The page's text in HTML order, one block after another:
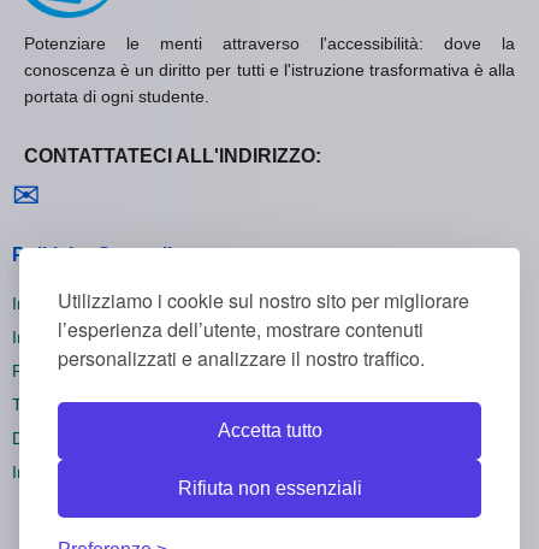
Utilizziamo i cookie sul nostro sito per migliorare
l’esperienza dell’utente, mostrare contenuti
personalizzati e analizzare il nostro traffico.
Accetta tutto
Rifiuta non essenziali
Potenziare le menti attraverso l'accessibilità: dove la
conoscenza è un diritto per tutti e l'istruzione trasformativa è alla
portata di ogni studente.
CONTATTATECI ALL'INDIRIZZO:
✉
Politiche Generali
Informativa sulla Privacy
Informativa sui Cookie
Politica di Rimborso
Termini e Condizioni
Disiscriversi
Impostazioni dei cookie